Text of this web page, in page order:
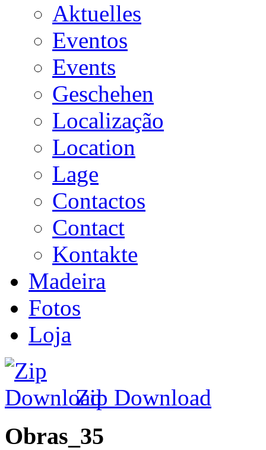
Aktuelles
Eventos
Events
Geschehen
Localização
Location
Lage
Contactos
Contact
Kontakte
Madeira
Fotos
Loja
Zip Download
Obras_35